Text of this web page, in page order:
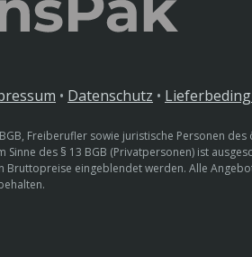
• Datenschutz •
Freiberufler sowie juristische Personen
des § 13 BGB (Privatpersonen) ist
eingeblendet werden. Alle